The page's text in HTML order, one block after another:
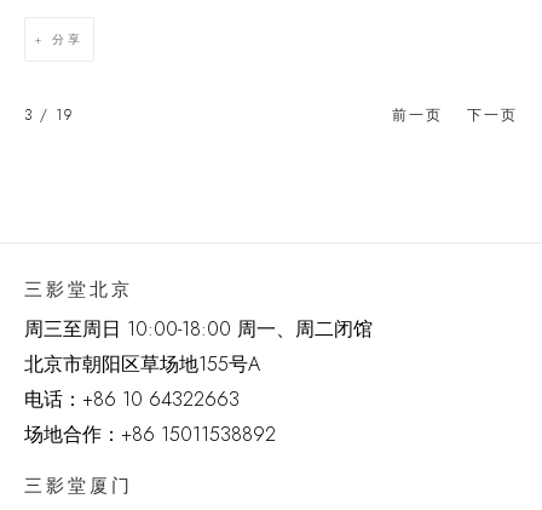
分享
前一页 下一页
3 / 19
三影堂北京
周三至周日 10:00-18:00 周一、周二闭馆
北京市朝阳区草场地155号A
电话： +86 10 64322663
场地合作：+86 15011538892
三影堂厦门